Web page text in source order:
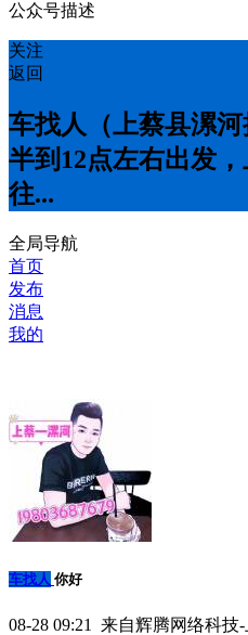
公众号描述
关注
返回
车找人（上蔡县漯
半到12点左右出发
往...
全局导航
首页
发布
消息
我的
车找人 你好
08-28 09:21 来自辉腾网络科技